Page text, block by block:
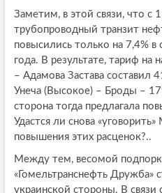
Заметим, в этой связи, что с
трубопроводный транзит
повысились только на 7,4% в
года. В результате, тариф на
– Адамова Застава составил
Унеча (Высокое) – Броды –
сторона тогда предлагала
Удастся ли снова
повышения этих расценок?..
Между тем, весомой
«Гомельтранснефть Дружба»
украинской стороны. В связи